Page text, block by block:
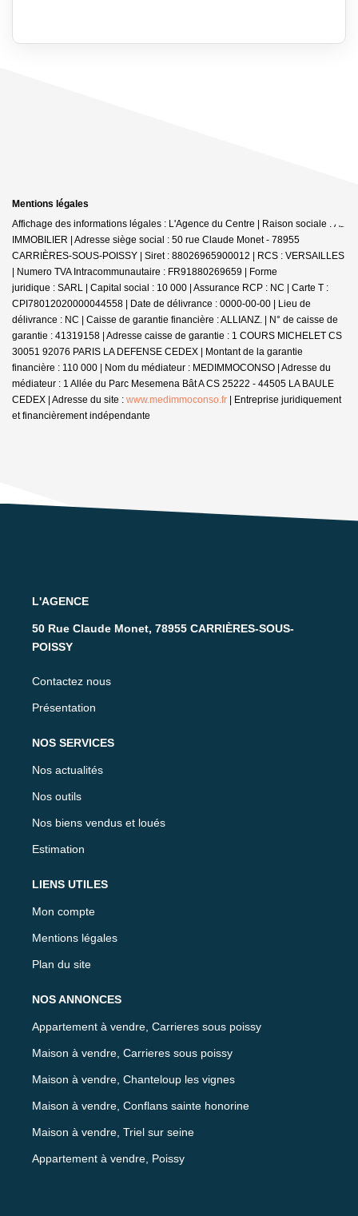
Mentions légales
Affichage des informations légales : L'Agence du Centre | Raison sociale : A2
IMMOBILIER | Adresse siège social : 50 rue Claude Monet - 78955
CARRIÈRES-SOUS-POISSY | Siret : 88026965900012 | RCS : VERSAILLES
| Numero TVA Intracommunautaire : FR91880269659 | Forme
juridique : SARL | Capital social : 10 000 | Assurance RCP : NC | Carte T :
CPI78012020000044558 | Date de délivrance : 0000-00-00 | Lieu de
délivrance : NC | Caisse de garantie financière : ALLIANZ. | N° de caisse de
garantie : 41319158 | Adresse caisse de garantie : 1 COURS MICHELET CS
30051 92076 PARIS LA DEFENSE CEDEX | Montant de la garantie
financière : 110 000 | Nom du médiateur : MEDIMMOCONSO | Adresse du
médiateur : 1 Allée du Parc Mesemena Bât A CS 25222 - 44505 LA BAULE
CEDEX | Adresse du site : www.medimmoconso.fr | Entreprise juridiquement
et financièrement indépendante
L'AGENCE
50 Rue Claude Monet, 78955 CARRIÈRES-SOUS-
POISSY
Contactez nous
Présentation
NOS SERVICES
Nos actualités
Nos outils
Nos biens vendus et loués
Estimation
LIENS UTILES
Mon compte
Mentions légales
Plan du site
NOS ANNONCES
Appartement à vendre, Carrieres sous poissy
Maison à vendre, Carrieres sous poissy
Maison à vendre, Chanteloup les vignes
Maison à vendre, Conflans sainte honorine
Maison à vendre, Triel sur seine
Appartement à vendre, Poissy